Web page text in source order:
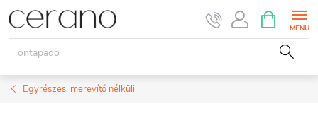
Ugrás
tartalomhoz
KOSÁR
Egyrészes, merevítő nélküli